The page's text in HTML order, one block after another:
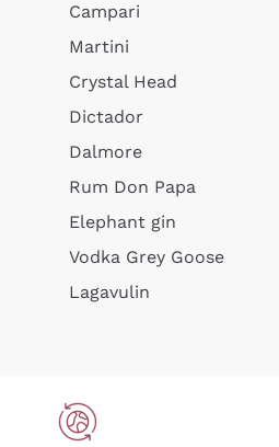
Campari
Martini
Crystal Head
Dictador
Dalmore
Rum Don Papa
Elephant gin
Vodka Grey Goose
Lagavulin